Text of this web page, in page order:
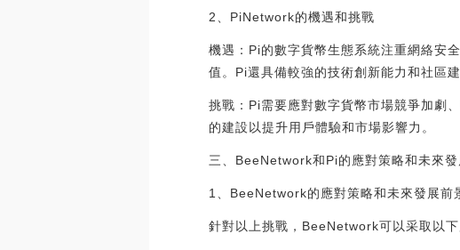
2、PiNetwork的機遇和挑戰
機遇：Pi的數字貨幣生態系統注重網絡安
值。Pi還具備較強的技術創新能力和社區
挑戰：Pi需要應對數字貨幣市場競爭加劇
的建設以提升用戶體驗和市場影響力。
三、BeeNetwork和Pi的應對策略和未來發
1、BeeNetwork的應對策略和未來發展前
針對以上挑戰，BeeNetwork可以采取以下